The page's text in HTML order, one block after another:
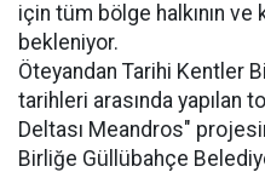
için tüm bölge halkının
bekleniyor.
Öteyandan Tarihi Kentler
tarihleri arasında yapılan
Deltası Meandros"
Birliğe Güllübahçe